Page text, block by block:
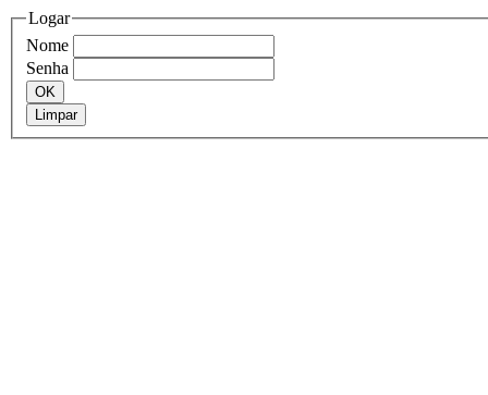
Logar
Nome
Senha